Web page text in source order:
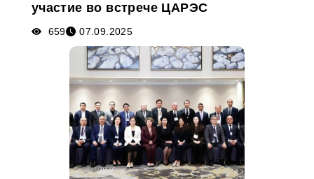
Афишаучастие во встрече ЦАРЭС
659 07.09.2025